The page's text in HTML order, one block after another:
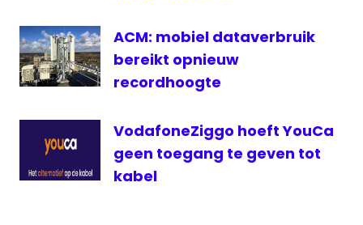
ACM: mobiel dataverbruik
bereikt opnieuw
recordhoogte
VodafoneZiggo hoeft YouCa
geen toegang te geven tot
kabel